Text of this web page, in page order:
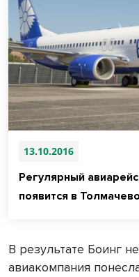
13.10.2016
Регулярный
появится в Толмачево
В результате Боинг
авиакомпания